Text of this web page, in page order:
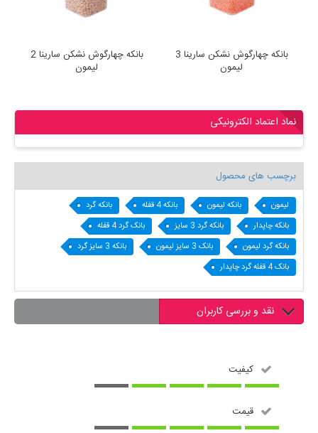
بانکه چهارگوش نشکن سارینا 2
لیمون
بانکه چهارگوش نشکن سارینا 3
لیمون
نماد اعتماد الکترونیکی
برچسب های محصول
لیمون بانکه لیمون بانکه 4 قفله
بانکه گرد
بانکه چاپدار
بانکه گرد 3 سایز
بانک گرد 4 قفله
بانکه گرد لیمون
بانک 3 سایز لیمون
بانکه 3 سایز گرد
بانک 4 قفله گرد چاپدار
نقد و بررسی کاربران
کیفیت
قیمت